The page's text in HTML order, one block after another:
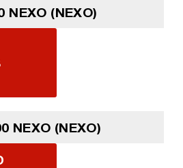
NEXO (NEXO)
NEXO (NEXO)